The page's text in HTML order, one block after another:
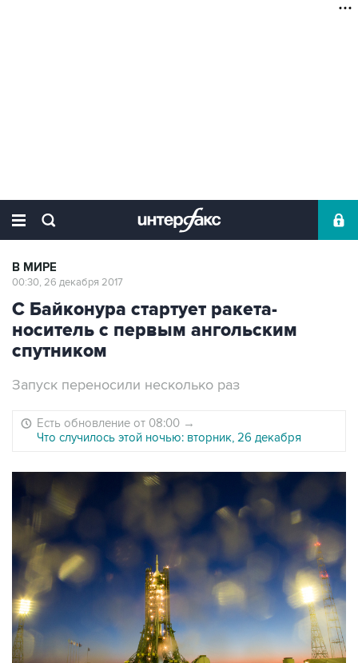
В МИРЕ
00:30, 26 декабря 2017
С Байконура стартует ракета-
носитель с первым ангольским
спутником
Запуск переносили несколько раз
Есть обновление от 08:00 →
Что случилось этой ночью: вторник, 26 декабря